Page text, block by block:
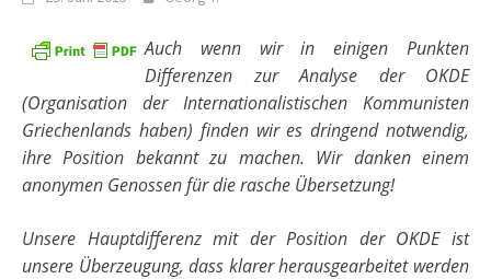
Auch wenn wir in einigen Punkten
Differenzen zur Analyse der OKDE
(Organisation der Internationalistischen Kommunisten
Griechenlands haben) finden wir es dringend notwendig,
ihre Position bekannt zu machen. Wir danken einem
anonymen Genossen für die rasche Übersetzung!
Unsere Hauptdifferenz mit der Position der OKDE ist
unsere Überzeugung, dass klarer herausgearbeitet werden